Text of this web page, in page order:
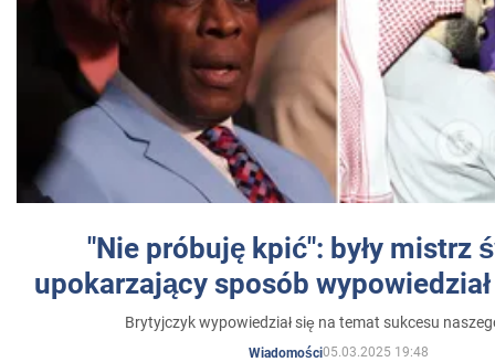
"Nie próbuję kpić": były mistrz
upokarzający sposób
Brytyjczyk wypowiedział się na temat sukcesu
Wiadomości05.03.2025 19:48